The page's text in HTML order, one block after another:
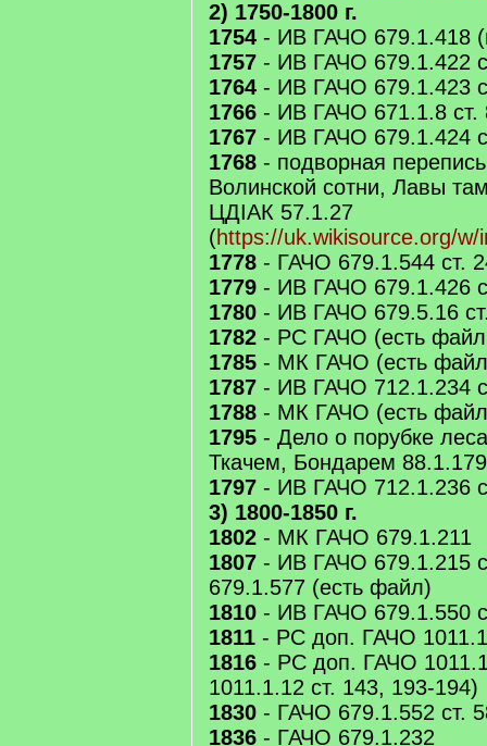
2) 1750-1800 г.
1754 - ИВ ГАЧО 679.1.418
1757 - ИВ ГАЧО 679.1.422
1764 - ИВ ГАЧО 679.1.423
1766 - ИВ ГАЧО 671.1.8 ст.
1767 - ИВ ГАЧО 679.1.424
1768 - подворная
Волинской сотни, Лавы
ЦДIAК 57.1.27
(https://uk.wikisource.org/
1778 - ГАЧО 679.1.544 ст.
1779 - ИВ ГАЧО 679.1.426
1780 - ИВ ГАЧО 679.5.16
1782 - РС ГАЧО (есть
1785 - МК ГАЧО (есть
1787 - ИВ ГАЧО 712.1.234
1788 - МК ГАЧО (есть
1795 - Дело о порубке
Ткачем, Бондарем 88.1.179
1797 - ИВ ГАЧО 712.1.236
3) 1800-1850 г.
1802 - МК ГАЧО 679.1.211
1807 - ИВ ГАЧО 679.1.215
679.1.577 (есть файл)
1810 - ИВ ГАЧО 679.1.550
1811 - РС доп. ГАЧО
1816 - РС доп. ГАЧО
1011.1.12 ст. 143, 193-194)
1830 - ГАЧО 679.1.552 ст.
1836 - ГАЧО 679.1.232